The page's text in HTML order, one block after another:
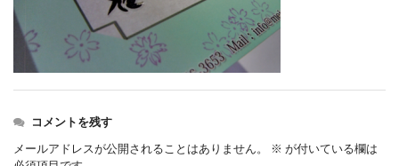
コメントを残す
メールアドレスが公開されることはありません。 ※ が付いている欄は